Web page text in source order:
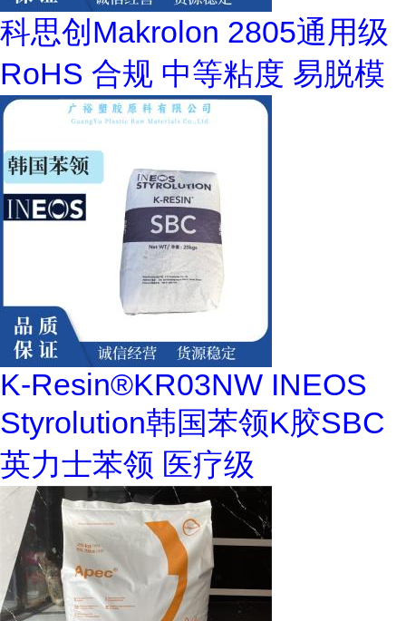
科思创Makrolon 2805通用级
RoHS 合规 中等粘度 易脱模
K-Resin®KR03NW INEOS
Styrolution韩国苯领K胶SBC
英力士苯领 医疗级